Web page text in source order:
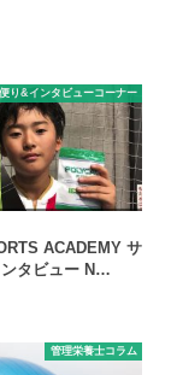
り&インタビューコーナー
ACADEMY サ
タビュー N…
管理栄養士コラム